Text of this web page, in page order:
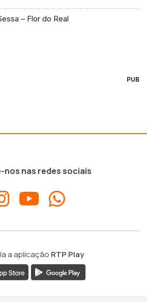
– Flor do Real
PUB
nos nas redes sociais
a aplicação RTP Play